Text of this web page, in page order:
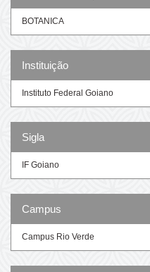
BOTANICA
Instituição
Instituto Federal Goiano
Sigla
IF Goiano
Campus
Campus Rio Verde